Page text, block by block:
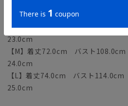
【S】着丈70.0cm バスト
23.0cm
【M】着丈72.0cm バスト
24.0cm
【L】着丈74.0cm バスト
25.0cm